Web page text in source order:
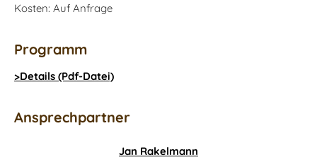
Kosten: Auf Anfrage
Programm
>Details (Pdf-Datei)
Ansprechpartner
Jan Rakelmann